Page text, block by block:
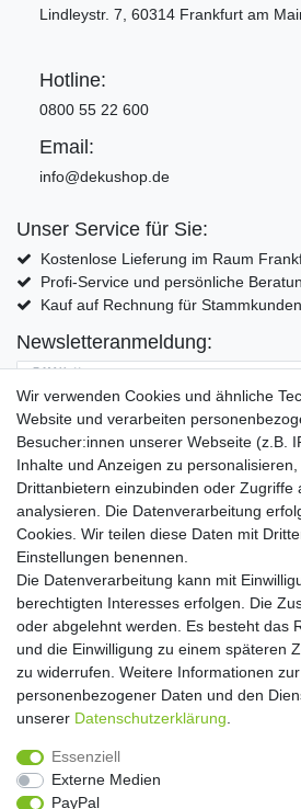
Lindleystr. 7, 60314 Frankfurt am
Hotline:
0800 55 22 600
Email:
info@dekushop.de
Unser Service für Sie:
Kostenlose Lieferung im Raum
Profi-Service und persönliche
Kauf auf Rechnung für Stammkunden
Newsletteranmeldung:
E-MAIL **
Hiermit bestätige ich, dass ich die
Einwilligung kann ich jederzeit widerrufen.**
Abonnieren
** Hierbei
Widerrufs­recht
Daten­schutz­erklärung
Wir verwenden Cookies und ähnliche
Website und verarbeiten
Besucher:innen unserer Webseite (z.B.
Inhalte und Anzeigen zu
Drittanbietern einzubinden oder Zugriffe
analysieren. Die Datenverarbeitung
Cookies. Wir teilen diese Daten mit
Einstellungen benennen.
Die Datenverarbeitung kann mit
berechtigten Interesses erfolgen. Die
oder abgelehnt werden. Es besteht das
und die Einwilligung zu einem späteren
zu widerrufen. Weitere Informationen
personenbezogener Daten und den
unserer Daten­schutz­erklärung
Essenziell
Externe Medien
PayPal
Copyright 2016 | Dekushop.de | Alle
Angebote gelten nur für Industrie,